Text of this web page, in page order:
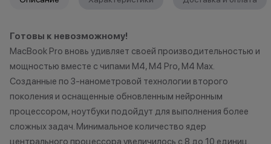
исключительно информационный
характер.
•Организатор (продавец) имеет
право отказать в заключении
договора купли-продажи по
причинам (отсутствие товара,
подходит под
если оно
состоянии, не
существенных
корпусу и
Готовы к невозможному!
MacBook Pro вновь удивляет своей производительностью и
мощностью вместе с чипами М4, М4 Pro, M4 Max.
Созданные по 3-нанометровой технологии второго
поколения и оснащенные обновленным нейронным
процессором, ноутбуки подойдут для выполнения более
сложных задач. Минимальное количество ядер
центрального процессора увеличилось с 8 до 10 единиц.